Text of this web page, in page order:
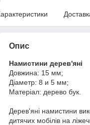
Опис
Намистини дерев'яні
Довжина: 15 мм;
Діаметр: 8 и 5 мм;
Матеріал: дерево бук.
Дерев'яні намистини
дитячих мобілів на